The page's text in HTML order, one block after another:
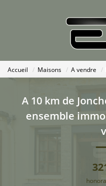
Nous
Nos
Accueil Maisons A vendre
A 10 km de
ensemble